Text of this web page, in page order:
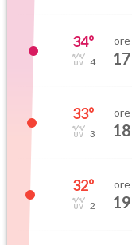
34°
4
ore
17
33°
3
ore
18
32°
2
ore
19